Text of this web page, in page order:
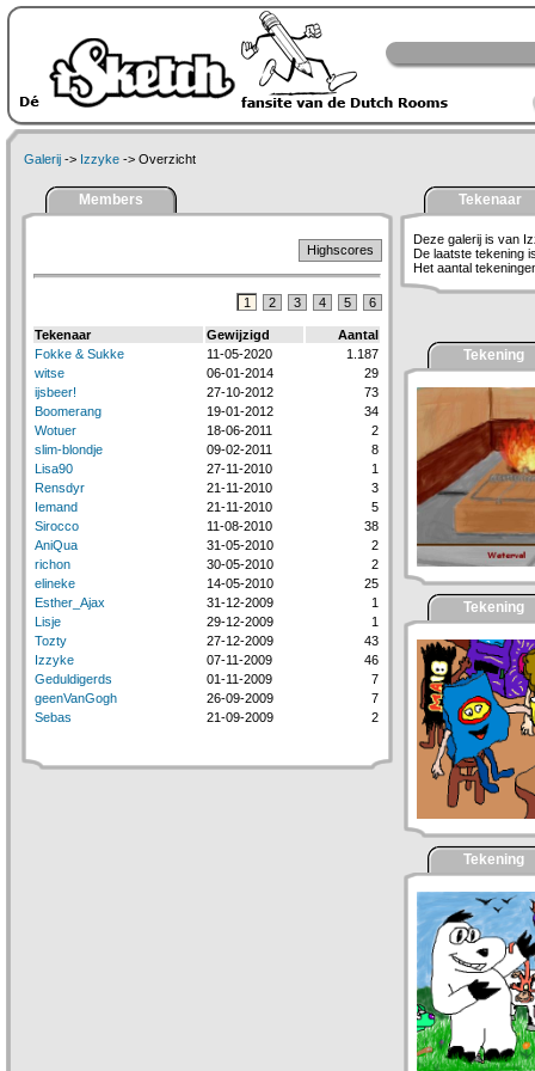
Galerij -> Izzyke -> Overzicht
Members
Highscores
1 2 3 4 5 6
Tekenaar Gewijzigd
Aantal
Fokke & Sukke
11-05-2020
1.187
witse
06-01-2014
29
ijsbeer!
27-10-2012
73
Boomerang
19-01-2012
34
Wotuer
18-06-2011
2
slim-blondje
09-02-2011
8
Lisa90
27-11-2010
1
Rensdyr
21-11-2010
3
Iemand
21-11-2010
5
Sirocco
11-08-2010
38
AniQua
31-05-2010
2
richon
30-05-2010
2
elineke
14-05-2010
25
Esther_Ajax
31-12-2009
1
Lisje
29-12-2009
1
Tozty
27-12-2009
43
Izzyke
07-11-2009
46
Geduldigerds
01-11-2009
7
geenVanGogh
26-09-2009
7
Sebas
21-09-2009 2
Tekenaar
Deze galerij is van
De laatste tekening
Het aantal
Tekening
Tekening
Tekening